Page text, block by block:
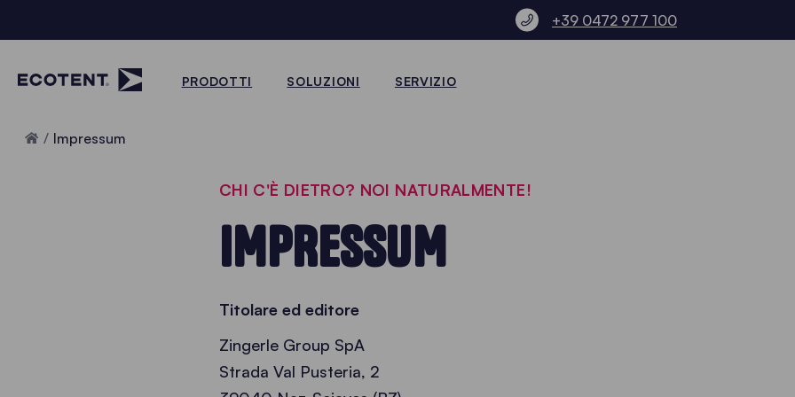
+39 0472 977 100
PRODOTTI SOLUZIONI SERVIZIO
Home
Impressum
CHI C'È DIETRO? NOI NATURALMENTE!
IMPRESSUM
Titolare ed editore
Zingerle Group SpA
Strada Val Pusteria, 2